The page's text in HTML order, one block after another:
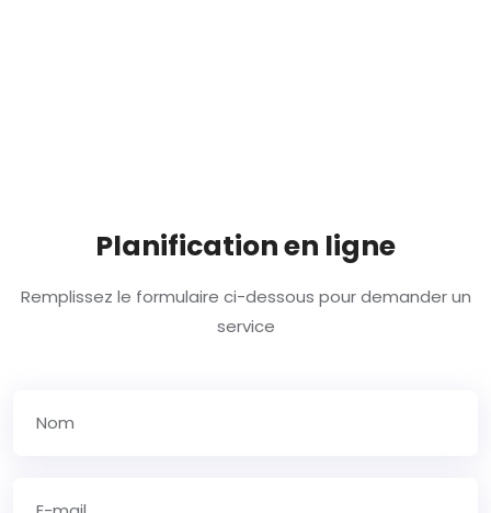
Planification en ligne
Remplissez le formulaire ci-dessous pour demander un
service